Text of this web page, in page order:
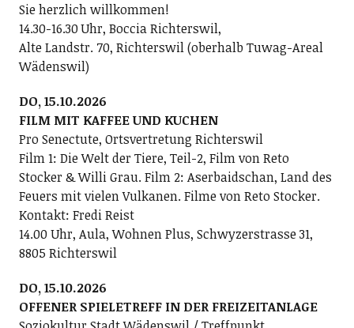
Sie herzlich willkommen!
14.30-16.30 Uhr, Boccia Richterswil,
Alte Landstr. 70, Richterswil (oberhalb Tuwag-Areal
Wädenswil)
DO, 15.10.2026
FILM MIT KAFFEE UND KUCHEN
Pro Senectute, Ortsvertretung Richterswil
Film 1: Die Welt der Tiere, Teil-2, Film von Reto
Stocker & Willi Grau. Film 2: Aserbaidschan, Land des
Feuers mit vielen Vulkanen. Filme von Reto Stocker.
Kontakt: Fredi Reist
14.00 Uhr, Aula, Wohnen Plus, Schwyzerstrasse 31,
8805 Richterswil
DO, 15.10.2026
OFFENER SPIELETREFF IN DER FREIZEITANLAGE